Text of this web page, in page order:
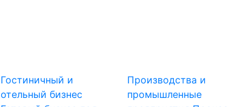
Гостиничный и
отельный бизнес
Производства и
промышленные